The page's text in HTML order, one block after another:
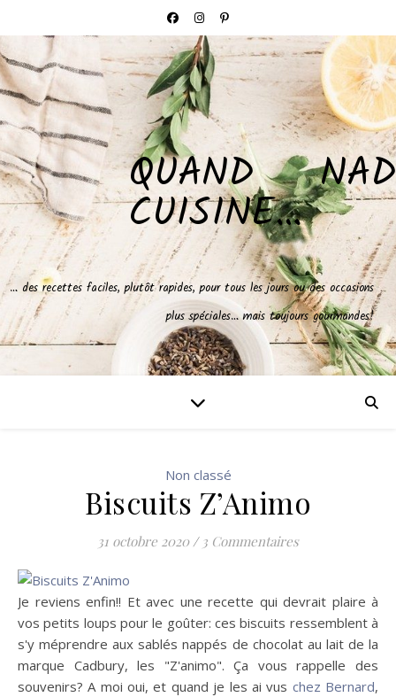
QUAND NAD
CUISINE…
… des recettes faciles, plutôt rapides, pour tous les jours ou des occasions
plus spéciales… mais toujours gourmandes!
Non classé
Biscuits Z’Animo
31 octobre 2020 / 3 Commentaires
Je reviens enfin!! Et avec une recette qui devrait plaire à
vos petits loups pour le goûter: ces biscuits ressemblent à
s'y méprendre aux sablés nappés de chocolat au lait de la
marque Cadbury, les "Z'animo". Ça vous rappelle des
souvenirs? A moi oui, et quand je les ai vus chez Bernard,